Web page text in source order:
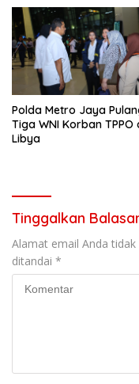
Polda Metro Jaya
Tiga WNI Korban TPPO
Libya
Tinggalkan
Alamat email Anda tidak
ditandai *